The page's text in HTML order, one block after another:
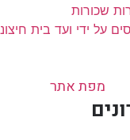
שכורות
על ידי ועד בית חיצוני
מפת אתר